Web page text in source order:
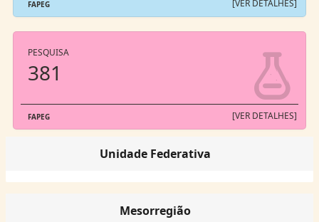
FAPEG [VER DETALHES]
PESQUISA
381
FAPEG [VER DETALHES]
Unidade Federativa
Mesorregião